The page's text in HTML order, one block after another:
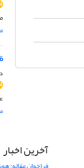
آخرین اخبار